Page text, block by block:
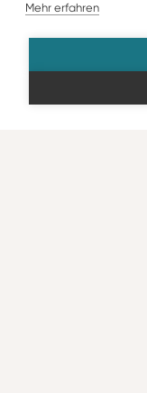
Mehr erfahren